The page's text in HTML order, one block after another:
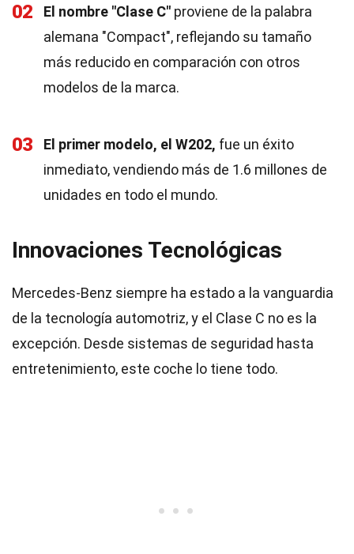
02 El nombre "Clase C" proviene de la palabra
alemana "Compact", reflejando su tamaño
más reducido en comparación con otros
modelos de la marca.
03 El primer modelo, el W202, fue un éxito
inmediato, vendiendo más de 1.6 millones de
unidades en todo el mundo.
Innovaciones Tecnológicas
Mercedes-Benz siempre ha estado a la vanguardia
de la tecnología automotriz, y el Clase C no es la
excepción. Desde sistemas de seguridad hasta
entretenimiento, este coche lo tiene todo.